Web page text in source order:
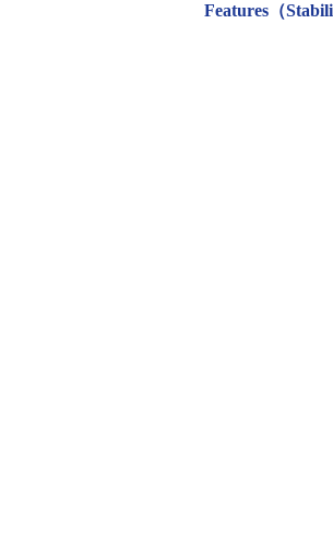
Features（